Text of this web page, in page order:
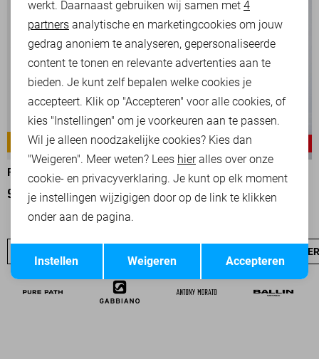
AMERICAN CLASSIC
PME LEGEND BROEK
99,99
TAILWHEEL
PME LEGEND BROEK
97,50 129,99
PME LEGEND
Analytische cookies
Marketing cookies
Opslaan
werkt. Daarnaast gebruiken wij samen met 4
partners analytische en marketingcookies om jouw
gedrag anoniem te analyseren, gepersonaliseerde
content te tonen en relevante advertenties aan te
bieden. Je kunt zelf bepalen welke cookies je
accepteert. Klik op "Accepteren" voor alle cookies, of
kies "Instellingen" om je voorkeuren aan te passen.
Wil je alleen noodzakelijke cookies? Kies dan
"Weigeren". Meer weten? Lees hieralles over onze
cookie- en privacyverklaring. Je kunt op elk moment
je instellingen wijzigigen door op de link te klikken
onder aan de pagina.
Accepteren
Weigeren
Instellen